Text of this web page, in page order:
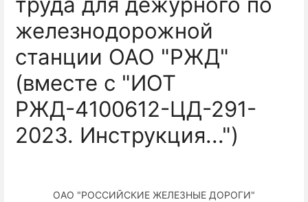
железнодорожной
станции ОАО "РЖД"
(вместе с "ИОТ
РЖД-4100612-ЦД-291-
2023. Инструкция...")
ОАО "РОССИЙСКИЕ ЖЕЛЕЗНЫЕ ДОРОГИ"